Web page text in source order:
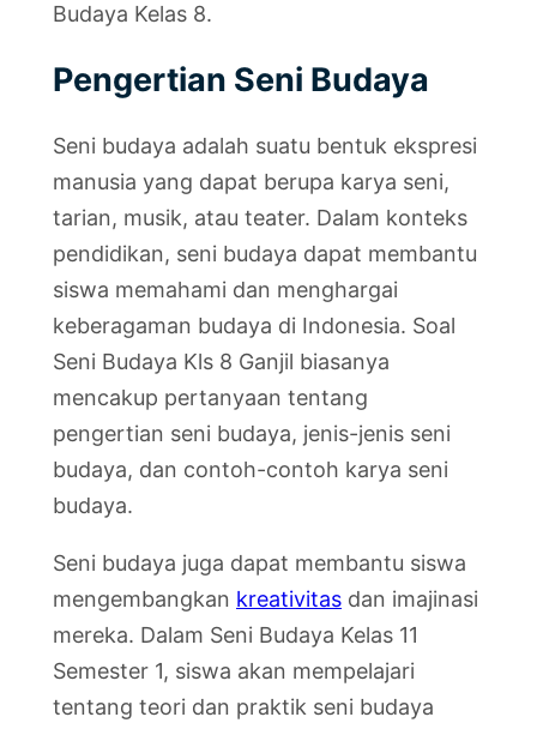
Budaya Kelas 8.
Pengertian Seni Budaya
Seni budaya adalah suatu bentuk ekspresi
manusia yang dapat berupa karya seni,
tarian, musik, atau teater. Dalam konteks
pendidikan, seni budaya dapat membantu
siswa memahami dan menghargai
keberagaman budaya di Indonesia. Soal
Seni Budaya Kls 8 Ganjil biasanya
mencakup pertanyaan tentang
pengertian seni budaya, jenis-jenis seni
budaya, dan contoh-contoh karya seni
budaya.
Seni budaya juga dapat membantu siswa
mengembangkan kreativitas dan imajinasi
mereka. Dalam Seni Budaya Kelas 11
Semester 1, siswa akan mempelajari
tentang teori dan praktik seni budaya